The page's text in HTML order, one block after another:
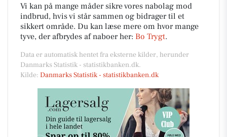
Vi kan på mange måder sikre vores nabolag mod
indbrud, hvis vi står sammen og bidrager til et
sikkert område. Du kan læse mere om hvor mange
tyve, der afbrydes af naboer her: Bo Trygt.
Data er automatisk hentet fra eksterne kilder, herunder
Danmarks Statistik - statistikbanken.dk.
Kilde: Danmarks Statistik - statistikbanken.dk